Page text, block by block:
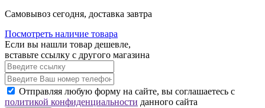
Cамовывоз сегодня, доставка завтра
Посмотреть наличие товара
Если вы нашли товар дешевле,
вставьте ссылку с другого магазина
Отправляя любую форму на сайте, вы соглашаетесь с
политикой конфиденциальности данного сайта